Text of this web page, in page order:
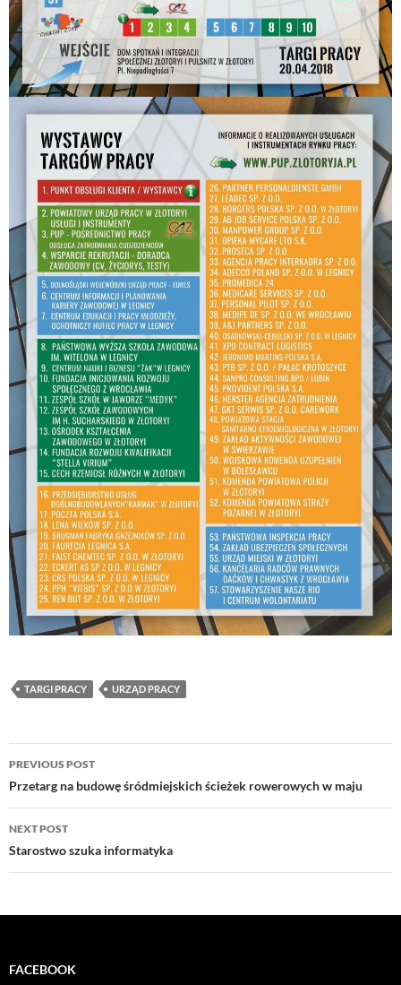
TARGI PRACY URZĄD PRACY
Post
navigation
PREVIOUS POST
Przetarg na budowę śródmiejskich ścieżek rowerowych w maju
NEXT POST
Starostwo szuka informatyka
FACEBOOK